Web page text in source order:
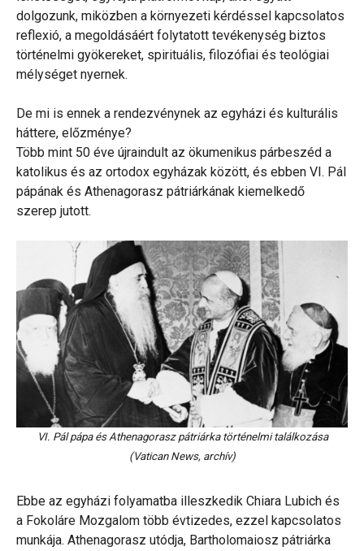
dolgozunk, miközben a környezeti kérdéssel kapcsolatos
reflexió, a megoldásáért folytatott tevékenység biztos
történelmi gyökereket, spirituális, filozófiai és teológiai
mélységet nyernek.
De mi is ennek a rendezvénynek az egyházi és kulturális
háttere, előzménye?
Több mint 50 éve újraindult az ökumenikus párbeszéd a
katolikus és az ortodox egyházak között, és ebben VI. Pál
pápának és Athenagorasz pátriárkának kiemelkedő
szerep jutott.
VI. Pál pápa és Athenagorasz pátriárka történelmi találkozása
(Vatican News, archív)
Ebbe az egyházi folyamatba illeszkedik Chiara Lubich és
a Fokoláre Mozgalom több évtizedes, ezzel kapcsolatos
munkája. Athenagorasz utódja, Bartholomaiosz pátriárka